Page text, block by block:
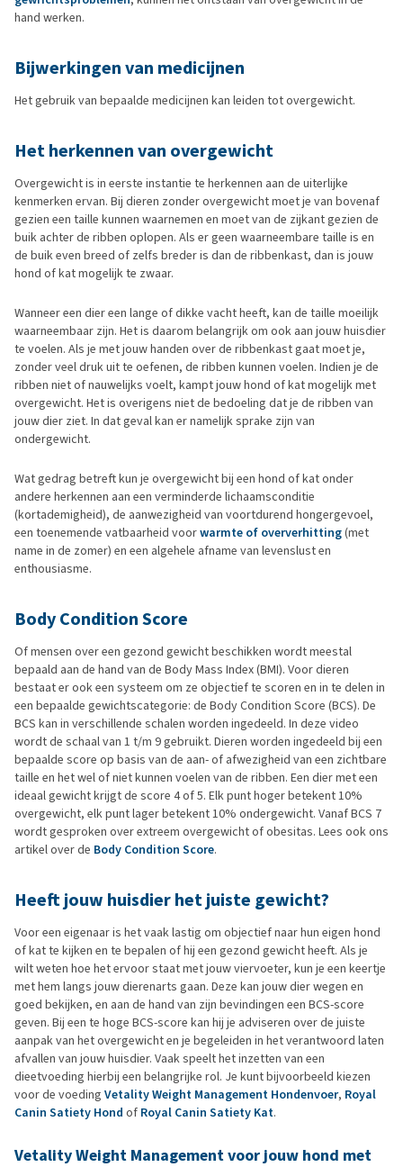
hand werken.
Bijwerkingen van medicijnen
Het gebruik van bepaalde medicijnen kan leiden tot overgewicht.
Het herkennen van overgewicht
Overgewicht is in eerste instantie te herkennen aan de uiterlijke
kenmerken ervan. Bij dieren zonder overgewicht moet je van bovenaf
gezien een taille kunnen waarnemen en moet van de zijkant gezien de
buik achter de ribben oplopen. Als er geen waarneembare taille is en
de buik even breed of zelfs breder is dan de ribbenkast, dan is jouw
hond of kat mogelijk te zwaar.
Wanneer een dier een lange of dikke vacht heeft, kan de taille moeilijk
waarneembaar zijn. Het is daarom belangrijk om ook aan jouw huisdier
te voelen. Als je met jouw handen over de ribbenkast gaat moet je,
zonder veel druk uit te oefenen, de ribben kunnen voelen. Indien je de
ribben niet of nauwelijks voelt, kampt jouw hond of kat mogelijk met
overgewicht. Het is overigens niet de bedoeling dat je de ribben van
jouw dier ziet. In dat geval kan er namelijk sprake zijn van
ondergewicht.
Wat gedrag betreft kun je overgewicht bij een hond of kat onder
andere herkennen aan een verminderde lichaamsconditie
(kortademigheid), de aanwezigheid van voortdurend hongergevoel,
een toenemende vatbaarheid voorwarmte of oververhitting(met
name in de zomer) en een algehele afname van levenslust en
enthousiasme.
Body Condition Score
Of mensen over een gezond gewicht beschikken wordt meestal
bepaald aan de hand van de Body Mass Index (BMI). Voor dieren
bestaat er ook een systeem om ze objectief te scoren en in te delen in
een bepaalde gewichtscategorie: de Body Condition Score (BCS). De
BCS kan in verschillende schalen worden ingedeeld. In deze video
wordt de schaal van 1 t/m 9 gebruikt. Dieren worden ingedeeld bij een
bepaalde score op basis van de aan- of afwezigheid van een zichtbare
taille en het wel of niet kunnen voelen van de ribben. Een dier met een
ideaal gewicht krijgt de score 4 of 5. Elk punt hoger betekent 10%
overgewicht, elk punt lager betekent 10% ondergewicht. Vanaf BCS 7
wordt gesproken over extreem overgewicht of obesitas. Lees ook ons
artikel over de Body Condition Score.
Heeft jouw huisdier het juiste gewicht?
Voor een eigenaar is het vaak lastig om objectief naar hun eigen hond
of kat te kijken en te bepalen of hij een gezond gewicht heeft. Als je
wilt weten hoe het ervoor staat met jouw viervoeter, kun je een keertje
met hem langs jouw dierenarts gaan. Deze kan jouw dier wegen en
goed bekijken, en aan de hand van zijn bevindingen een BCS-score
geven. Bij een te hoge BCS-score kan hij je adviseren over de juiste
aanpak van het overgewicht en je begeleiden in het verantwoord laten
afvallen van jouw huisdier. Vaak speelt het inzetten van een
dieetvoeding hierbij een belangrijke rol. Je kunt bijvoorbeeld kiezen
voor de voeding Vetality Weight Management Hondenvoer, Royal
Canin Satiety Hond of Royal Canin Satiety Kat.
Vetality Weight Management voor jouw hond met